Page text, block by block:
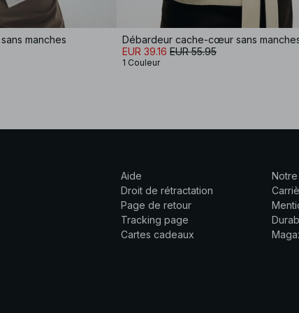
manches
Débardeur cache-cœur sans
EUR 39.16 EUR 55.95
1 Couleur
Aide
Droit de rétractation
Page de retour
Tracking page
Cartes cadeaux